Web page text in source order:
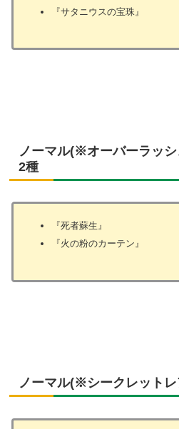
『サタニウスの宝珠』
ノーマル(※オーバーラッ
2種
『死者蘇生』
『火の粉のカーテン』
ノーマル(※シークレット